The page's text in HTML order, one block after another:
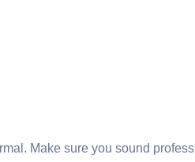
Make sure you sound